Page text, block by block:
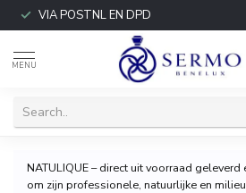
VIA POSTNL EN DPD
MENU
NATULIQUE – direct uit voorraad
om zijn professionele, natuurlijke en